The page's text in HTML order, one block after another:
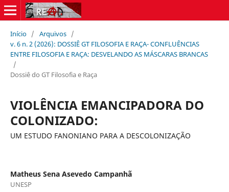
Início / Arquivos /
v. 6 n. 2 (2026): DOSSIÊ GT FILOSOFIA E RAÇA- CONFLUÊNCIAS
ENTRE FILOSOFIA E RAÇA: DESVELANDO AS MÁSCARAS BRANCAS
/
Dossiê do GT Filosofia e Raça
VIOLÊNCIA EMANCIPADORA DO
COLONIZADO:
UM ESTUDO FANONIANO PARA A DESCOLONIZAÇÃO
Matheus Sena Asevedo Campanhã
UNESP